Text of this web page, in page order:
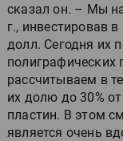
сказал он. – Мы
г., инвестировав
долл. Сегодня их
полиграфических
рассчитываем в
их долю до 30%
пластин. В этом
является очень